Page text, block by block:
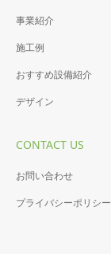
事業紹介
施工例
おすすめ設備紹介
デザイン
CONTACT US
お問い合わせ
プライバシーポリシー